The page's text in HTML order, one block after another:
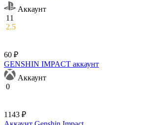
Аккаунт
11
2.5
60 ₽
GENSHIN IMPACT аккаунт
Аккаунт
0
1143 ₽